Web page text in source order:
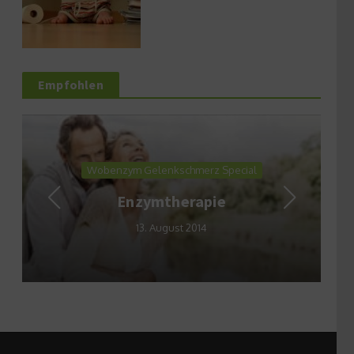
Empfohlen
Wobenzym Gelenkschmerz Special
Enzymtherapie
13. August 2014